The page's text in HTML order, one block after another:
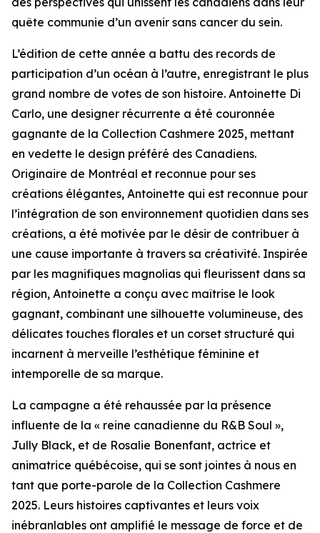
quête communie d’un avenir sans cancer du sein.
L’édition de cette année a battu des records de
participation d’un océan à l’autre, enregistrant le plus
grand nombre de votes de son histoire. Antoinette Di
Carlo, une designer récurrente a été couronnée
gagnante de la Collection Cashmere 2025, mettant
en vedette le design préféré des Canadiens.
Originaire de Montréal et reconnue pour ses
créations élégantes, Antoinette qui est reconnue pour
l’intégration de son environnement quotidien dans ses
créations, a été motivée par le désir de contribuer à
une cause importante à travers sa créativité. Inspirée
par les magnifiques magnolias qui fleurissent dans sa
région, Antoinette a conçu avec maîtrise le look
gagnant, combinant une silhouette volumineuse, des
délicates touches florales et un corset structuré qui
incarnent à merveille l’esthétique féminine et
intemporelle de sa marque.
La campagne a été rehaussée par la présence
influente de la « reine canadienne du R&B Soul »,
Jully Black, et de Rosalie Bonenfant, actrice et
animatrice québécoise, qui se sont jointes à nous en
tant que porte-parole de la Collection Cashmere
2025. Leurs histoires captivantes et leurs voix
inébranlables ont amplifié le message de force et de